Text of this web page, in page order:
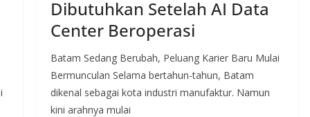
Dibutuhkan Setelah AI Data
Center Beroperasi
Batam Sedang Berubah, Peluang Karier Baru Mulai
Bermunculan Selama bertahun-tahun, Batam
dikenal sebagai kota industri manufaktur. Namun
kini arahnya mulai